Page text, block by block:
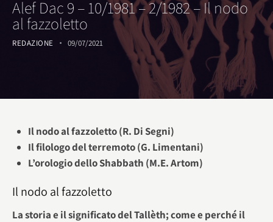
Alef Dac 9 – 10/1981 – 2/1982 – Il nodo
al fazzoletto
REDAZIONE 09/07/2021
Il nodo al fazzoletto (R. Di Segni)
Il filologo del terremoto (G. Limentani)
L’orologio dello Shabbath (M.E. Artom)
Il nodo al fazzoletto
La storia e il significato del Tallèth; come e perché il